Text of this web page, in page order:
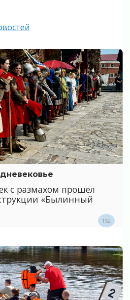
с размахом прошел
«Былинный
152